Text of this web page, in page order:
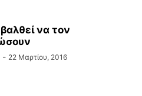
να τον
- 22 Μαρτίου, 2016